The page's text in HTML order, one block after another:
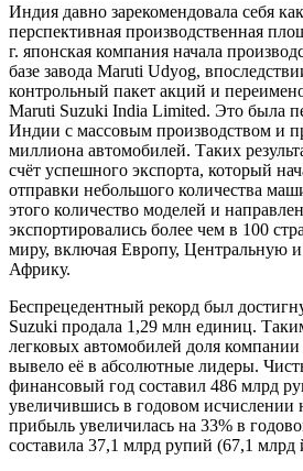
Индия давно зарекомендовала себя
перспективная производственная
г. японская компания начала
базе завода Maruti Udyog,
контрольный пакет акций и
Maruti Suzuki India Limited. Это была
Индии с массовым производством и
миллиона автомобилей. Таких
счёт успешного экспорта, который
отправки небольшого количества
этого количество моделей и
экспортировались более чем в 100
миру, включая Европу,
Африку.
Беспрецедентный рекорд был
Suzuki продала 1,29 млн единиц.
легковых автомобилей доля компании
вывело её в абсолютные лидеры.
финансовый год составил 486 млрд
увеличившись в годовом исчислении
прибыль увеличилась на 33% в
составила 37,1 млрд рупий (67,1 млрд